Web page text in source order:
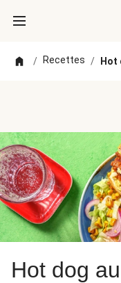
/ Recettes / Hot
Hot dog